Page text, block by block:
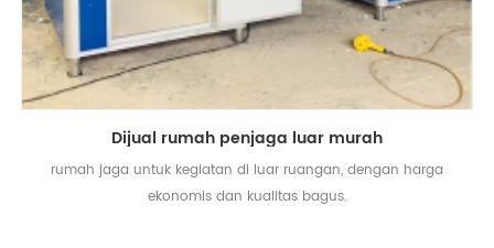
Dijual rumah penjaga luar murah
rumah jaga untuk kegiatan di luar ruangan, dengan harga
ekonomis dan kualitas bagus.